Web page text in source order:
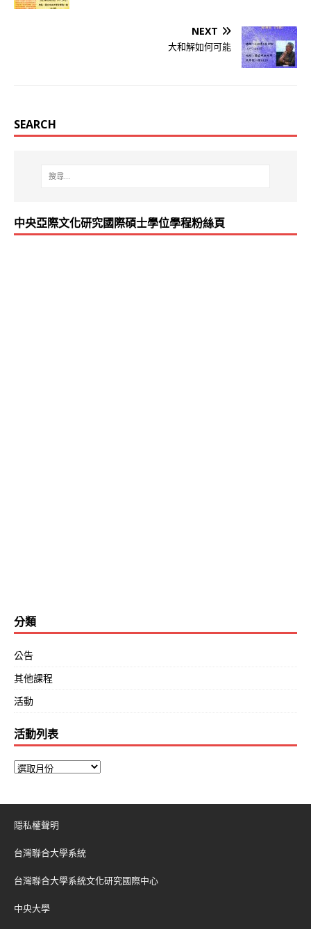
NEXT
大和解如何可能
SEARCH
中央亞際文化研究國際碩士學位學程粉絲頁
分類
公告
其他課程
活動
活動列表
隱私權聲明
台灣聯合大學系統
台灣聯合大學系統文化研究國際中心
中央大學